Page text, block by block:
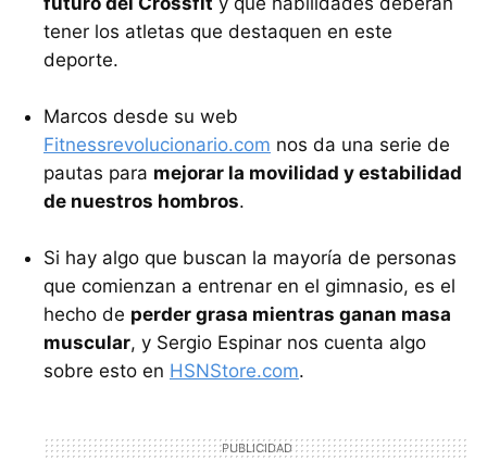
tener los atletas que destaquen en este
deporte.
Marcos desde su web
Fitnessrevolucionario.com nos da una serie de
pautas para mejorar la movilidad y estabilidad
de nuestros hombros.
Si hay algo que buscan la mayoría de personas
que comienzan a entrenar en el gimnasio, es el
hecho de perder grasa mientras ganan masa
muscular, y Sergio Espinar nos cuenta algo
sobre esto en HSNStore.com.